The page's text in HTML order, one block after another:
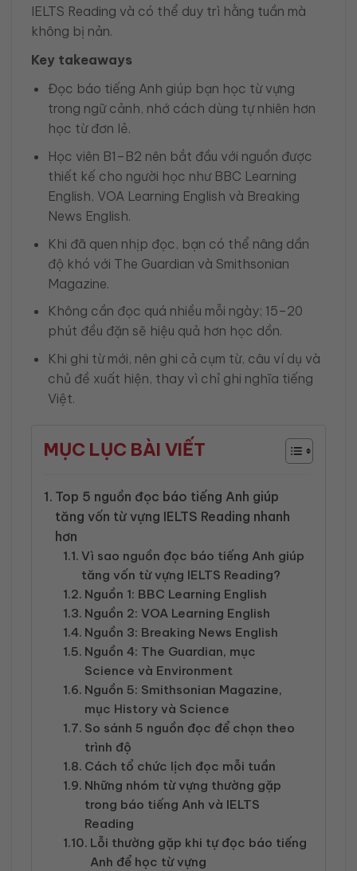
IELTS Reading và có thể duy trì hằng tuần mà
không bị nản.
Key takeaways
Đọc báo tiếng Anh giúp bạn học từ vựng
trong ngữ cảnh, nhớ cách dùng tự nhiên hơn
học từ đơn lẻ.
Học viên B1–B2 nên bắt đầu với nguồn được
thiết kế cho người học như BBC Learning
English, VOA Learning English và Breaking
News English.
Khi đã quen nhịp đọc, bạn có thể nâng dần
độ khó với The Guardian và Smithsonian
Magazine.
Không cần đọc quá nhiều mỗi ngày; 15–20
phút đều đặn sẽ hiệu quả hơn học dồn.
Khi ghi từ mới, nên ghi cả cụm từ, câu ví dụ và
chủ đề xuất hiện, thay vì chỉ ghi nghĩa tiếng
Việt.
MỤC LỤC BÀI VIẾT
Top 5 nguồn đọc báo tiếng Anh giúp
tăng vốn từ vựng IELTS Reading nhanh
hơn
Vì sao nguồn đọc báo tiếng Anh giúp
tăng vốn từ vựng IELTS Reading?
Nguồn 1: BBC Learning English
Nguồn 2: VOA Learning English
Nguồn 3: Breaking News English
Nguồn 4: The Guardian, mục
Science và Environment
Nguồn 5: Smithsonian Magazine,
mục History và Science
So sánh 5 nguồn đọc để chọn theo
trình độ
Cách tổ chức lịch đọc mỗi tuần
Những nhóm từ vựng thường gặp
trong báo tiếng Anh và IELTS
Reading
Lỗi thường gặp khi tự đọc báo tiếng
Anh để học từ vựng